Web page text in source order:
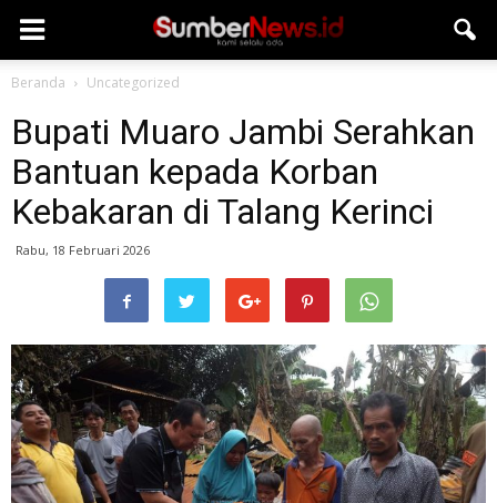
Beranda Uncategorized
Bupati Muaro Jambi Serahkan
Bantuan kepada Korban
Kebakaran di Talang Kerinci
Rabu, 18 Februari 2026